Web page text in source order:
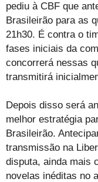
pediu à CBF que
Brasileirão para as
21h30. É contra o
fases iniciais da
concorrerá nessas
transmitirá
Depois disso será
melhor estratégia
Brasileirão.
transmissão na
disputa, ainda mais
novelas inéditas no